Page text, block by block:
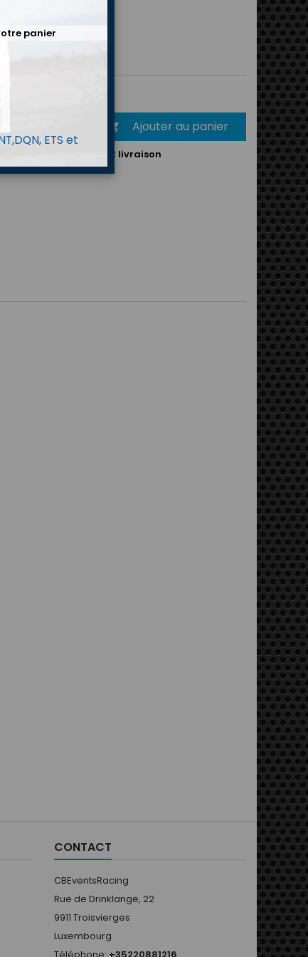
et sortie: M10X100
portée 54mm
 Ajouter au panier
6-7 jours suivant livraison
CONTACT
CBEventsRacing
Rue de Drinklange, 22
9911 Troisvierges
Luxembourg
panier
ETS et